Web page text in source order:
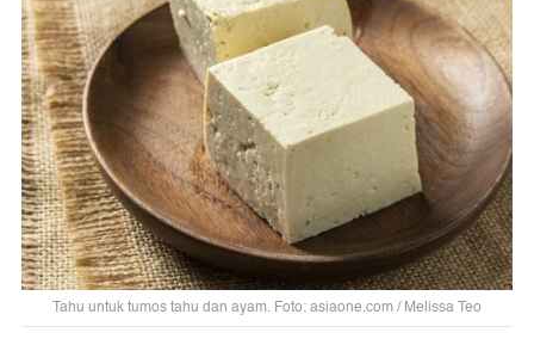
Tahu untuk tumos tahu dan ayam. Foto: asiaone.com / Melissa Teo